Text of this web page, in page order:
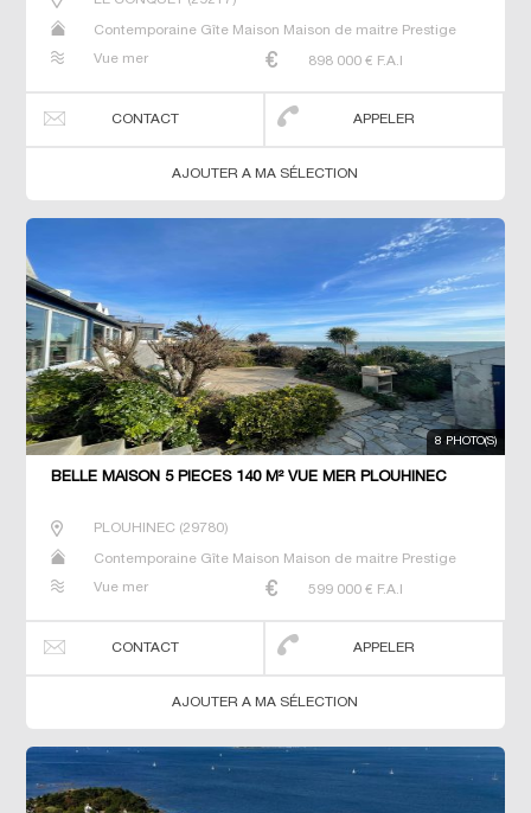
Contemporaine Gîte Maison Maison de maitre Prestige
Vue mer
898 000 € F.A.I
CONTACT APPELER
AJOUTER A MA SÉLECTION
8 PHOTO(S)
BELLE MAISON 5 PIECES 140 M² VUE MER PLOUHINEC
PLOUHINEC(29780)
Contemporaine Gîte Maison Maison de maitre Prestige
Vue mer
599 000 € F.A.I
CONTACT APPELER
AJOUTER A MA SÉLECTION